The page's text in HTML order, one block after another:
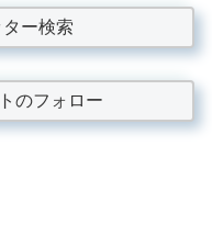
ー検索
のフォロー